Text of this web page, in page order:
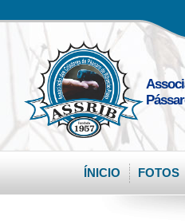
ÍNICIO FOTOS